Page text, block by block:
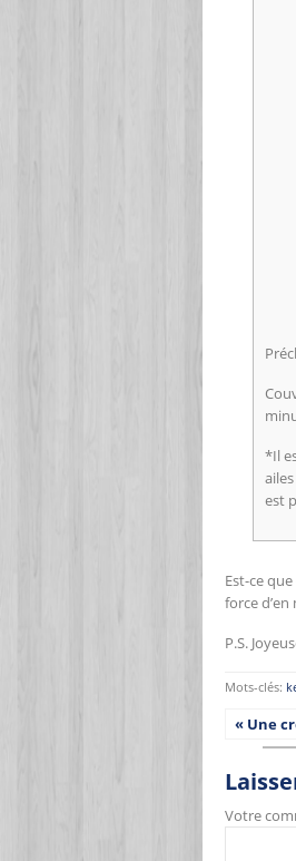
*Il
est
Est-ce
force
P.S.
Mots-clés:
« Une
Votre